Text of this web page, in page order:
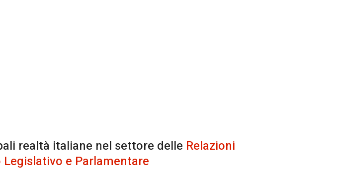
realtà italiane nel settore delle Relazioni
e Parlamentare